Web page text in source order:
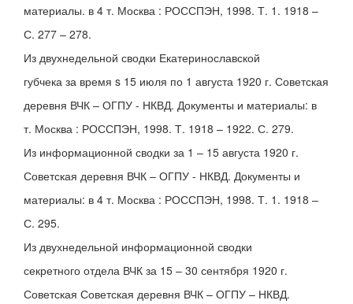
материалы. в 4 т. Москва : РОССПЭН, 1998. Т. 1. 1918 –
С. 277 – 278.
Из двухнедельной сводки Екатеринославской
губчека за время s 15 июля по 1 августа 1920 г. Советская
деревня ВЧК – ОГПУ - НКВД. Документы и материалы: в
т. Москва : РОССПЭН, 1998. Т. 1918 – 1922. С. 279.
Из информационной сводки за 1 – 15 августа 1920 г.
Советская деревня ВЧК – ОГПУ - НКВД. Документы и
материалы: в 4 т. Москва : РОССПЭН, 1998. Т. 1. 1918 –
С. 295.
Из двухнедельной информационной сводки
секретного отдела ВЧК за 15 – 30 сентября 1920 г.
Советская Советская деревня ВЧК – ОГПУ – НКВД.